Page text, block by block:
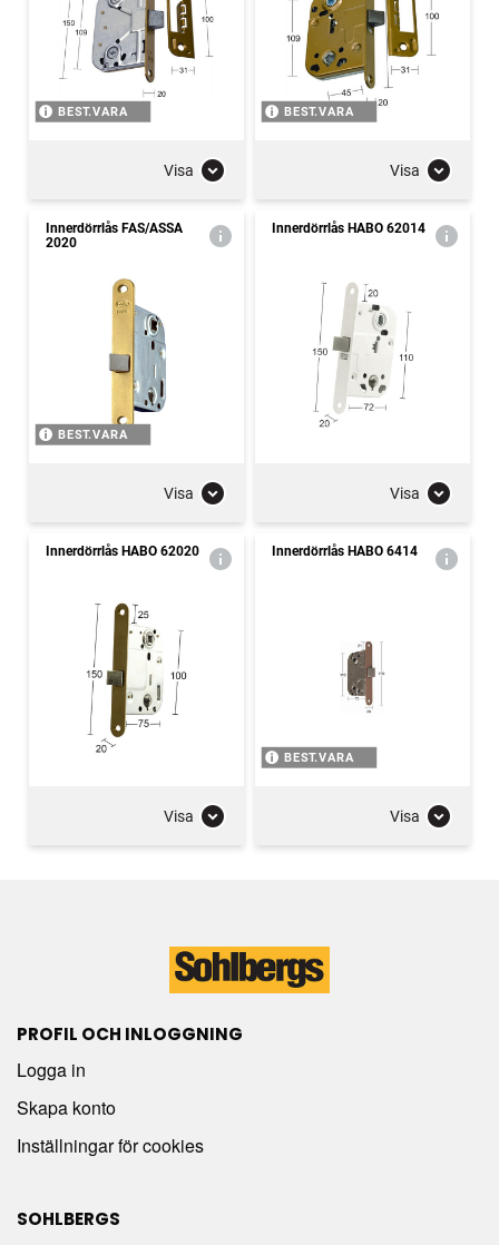
BEST.VARA
Visa
BEST.VARA
Visa
Innerdörrlås FAS/ASSA
2020
BEST.VARA
Visa
Innerdörrlås HABO 62014
Visa
Innerdörrlås HABO 62020
Visa
Innerdörrlås HABO 6414
BEST.VARA
Visa
PROFIL OCH INLOGGNING
Logga in
Skapa konto
Inställningar för cookies
SOHLBERGS